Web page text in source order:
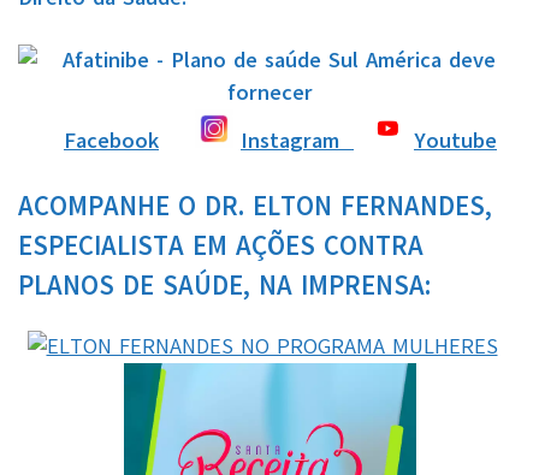
Facebook Instagram Youtube
ACOMPANHE O DR. ELTON FERNANDES,
ESPECIALISTA EM AÇÕES CONTRA
PLANOS DE SAÚDE, NA IMPRENSA: